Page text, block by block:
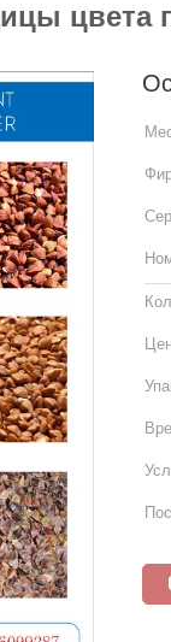
цвета